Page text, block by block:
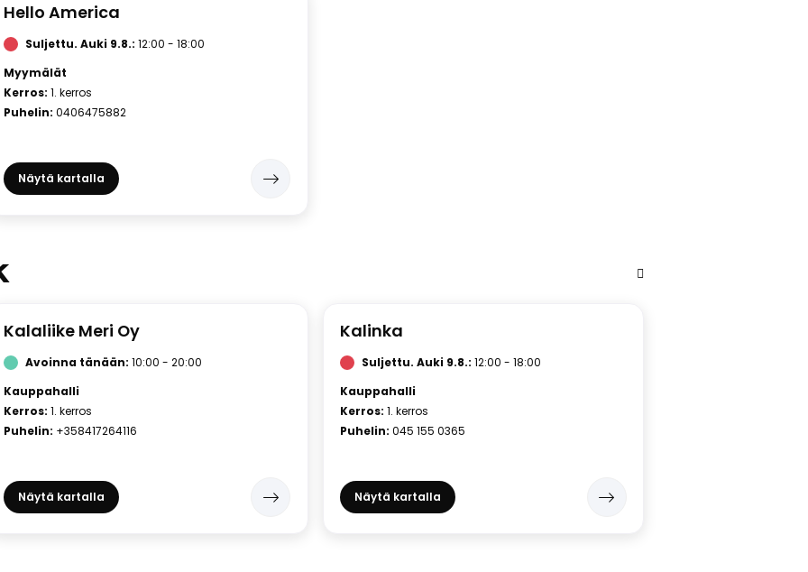
Hello America
Suljettu.Auki 9.8.: 12:00 - 18:00
Myymälät
Kerros: 1. kerros
Puhelin: 0406475882
Näytä kartalla
Kalaliike Meri Oy
Avoinna tänään: 10:00 - 20:00
Kauppahalli
Kerros: 1. kerros
Puhelin: +358417264116
Näytä kartalla
Kalinka
Suljettu. Auki 9.8.: 12:00 - 18:00
Kauppahalli
Kerros: 1. kerros
Puhelin: 045 155 0365
Näytä kartalla